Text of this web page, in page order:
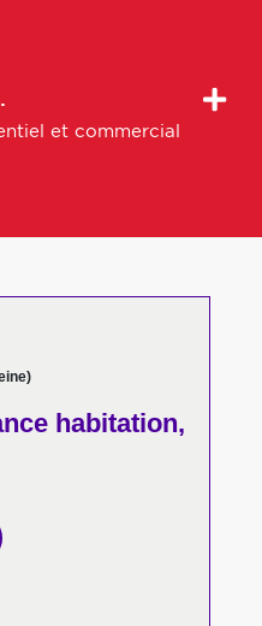
et commercial
habitation,